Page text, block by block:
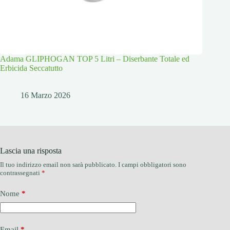
Adama GLIPHOGAN TOP 5 Litri – Diserbante Totale ed
Erbicida Seccatutto
16 Marzo 2026
Lascia una risposta
Il tuo indirizzo email non sarà pubblicato. I campi obbligatori sono
contrassegnati *
Nome *